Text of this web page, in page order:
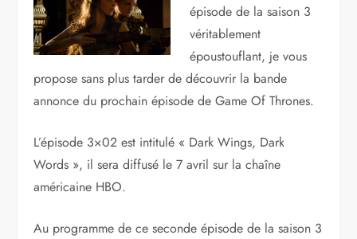
épisode de la saison 3
véritablement
époustouflant, je vous
propose sans plus tarder de découvrir la bande
annonce du prochain épisode de Game Of Thrones.
L’épisode 3×02 est intitulé « Dark Wings, Dark
Words », il sera diffusé le 7 avril sur la chaîne
américaine HBO.
Au programme de ce seconde épisode de la saison 3